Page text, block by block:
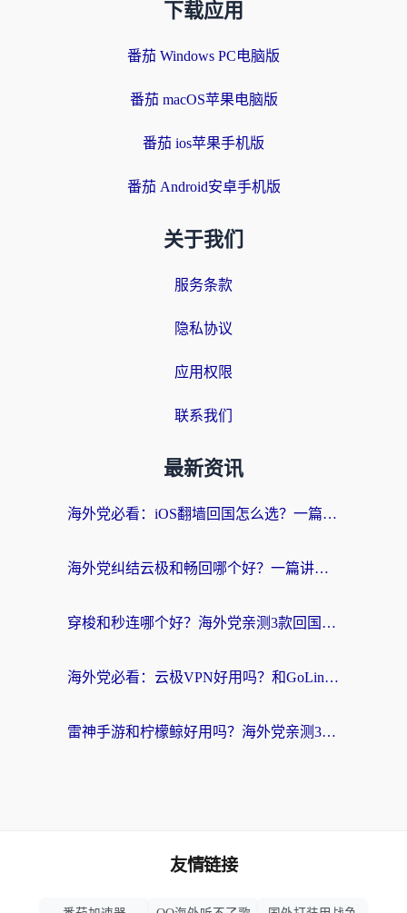
下载应用
番茄 Windows PC电脑版
番茄 macOS苹果电脑版
番茄 ios苹果手机版
番茄 Android安卓手机版
关于我们
服务条款
隐私协议
应用权限
联系我们
最新资讯
海外党必看：iOS翻墙回国怎么选？一篇搞定无缝访问国内资源
海外党纠结云极和畅回哪个好？一篇讲透回国加速器怎么选（附避坑指南）
穿梭和秒连哪个好？海外党亲测3款回国加速器，教你在国外正常浏览国内网站
海外党必看：云极VPN好用吗？和GoLinkVPN对比哪个回国效果更好？附真实体验指南
雷神手游和柠檬鲸好用吗？海外党亲测3款回国加速器，教你避开破解VPN坑
友情链接